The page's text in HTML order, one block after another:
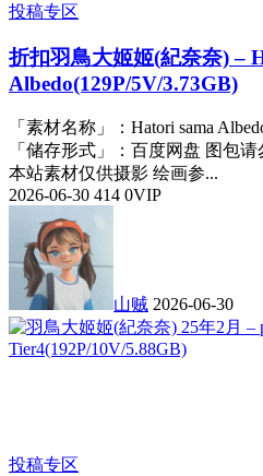
投稿专区
折扣羽鳥大姬姬(紀奈奈) –
Albedo(129P/5V/3.73GB)
「素材名称」：Hatori sama
「储存形式」：百度网盘 图包
本站素材仅供摄影 绘画参...
2026-06-30 414 0VIP
山贼 2026-06-30
投稿专区